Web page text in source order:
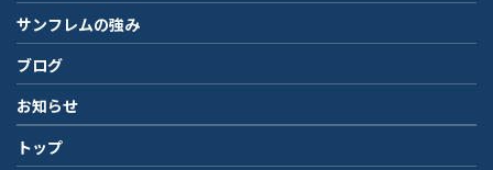
サンフレムの強み
ブログ
お知らせ
トップ